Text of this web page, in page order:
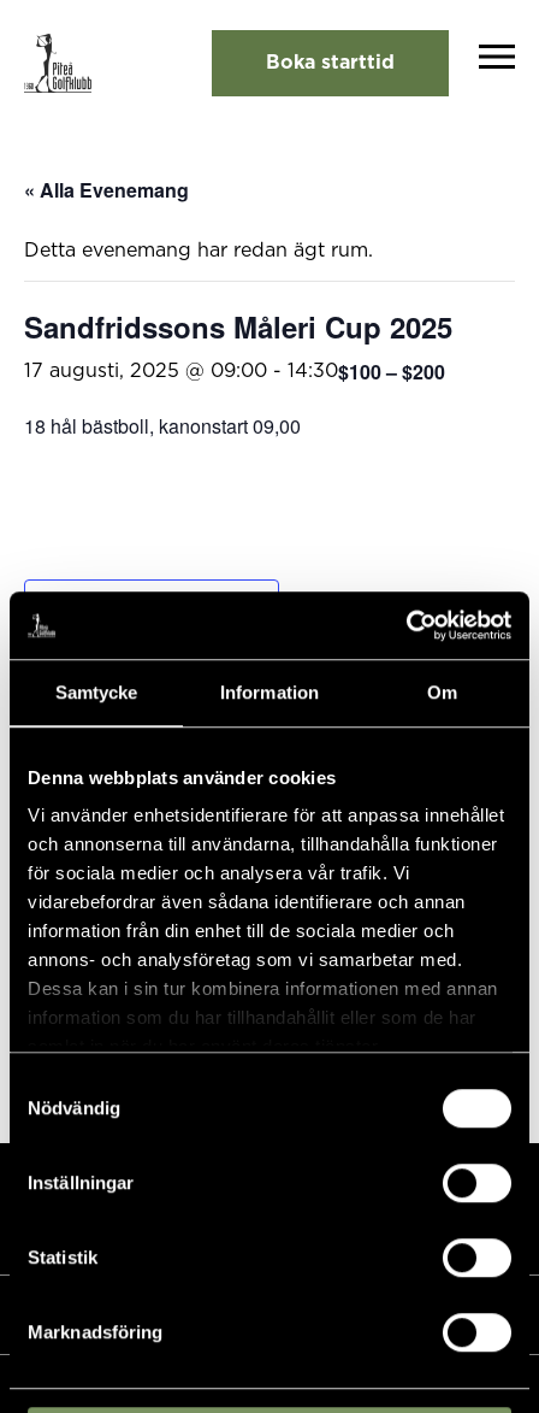
Samtycke Information Om
Denna webbplats använder cookies
Vi använder enhetsidentifierare för att anpassa innehållet
och annonserna till användarna, tillhandahålla funktioner
för sociala medier och analysera vår trafik. Vi
vidarebefordrar även sådana identifierare och annan
information från din enhet till de sociala medier och
annons- och analysföretag som vi samarbetar med.
Dessa kan i sin tur kombinera informationen med annan
information som du har tillhandahållit eller som de har
Nödvändig
Inställningar
Statistik
Marknadsföring
Boka starttid
« Alla Evenemang
Detta evenemang har redan ägt rum.
Sandfridssons Måleri Cup 2025
17 augusti, 2025 @ 09:00 - 14:30$100 – $200
18 hål bästboll, kanonstart 09,00
DETALJER
17 augusti, 2025
09:00 - 14:30
Kostnad:
$100 – $200
ARRANGÖR
PLATS
Piteå GK
Tell Invitational 2025 Rangen Stängd, Torsdag klippning och renplock
Golf